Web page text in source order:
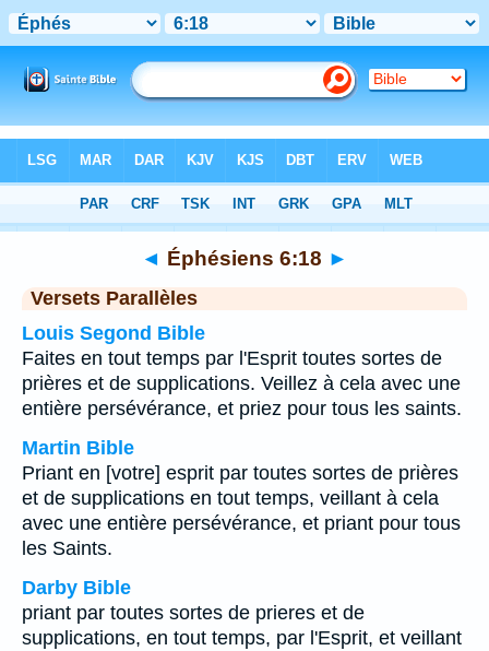
Chapitre 6 > Verset 18
◄ Éphésiens 6:18 ►
Versets Parallèles
Louis Segond Bible
Faites en tout temps par l'Esprit toutes sortes de
prières et de supplications. Veillez à cela avec une
entière persévérance, et priez pour tous les saints.
Martin Bible
Priant en [votre] esprit par toutes sortes de prières
et de supplications en tout temps, veillant à cela
avec une entière persévérance, et priant pour tous
les Saints.
Darby Bible
priant par toutes sortes de prieres et de
supplications, en tout temps, par l'Esprit, et veillant